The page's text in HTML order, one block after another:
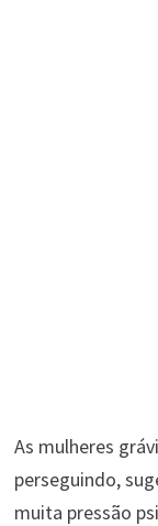
As mulheres
perseguindo,
muita pressão